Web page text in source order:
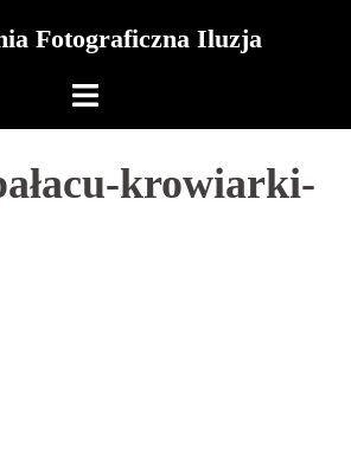
Fotograficzna Iluzja
krowiarki-